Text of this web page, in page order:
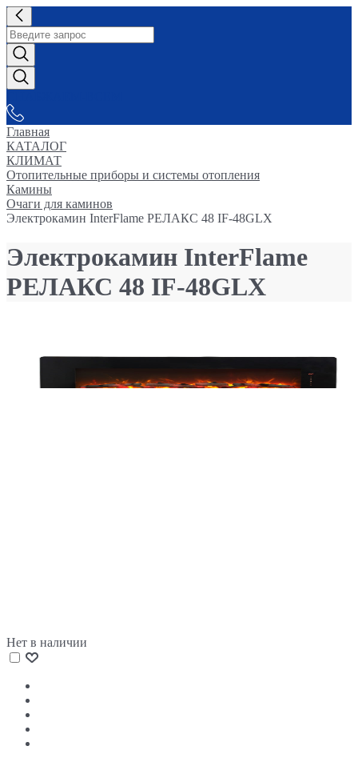
Главная
КАТАЛОГ
КЛИМАТ
Отопительные приборы и системы отопления
Камины
Очаги для каминов
Электрокамин InterFlame РЕЛАКС 48 IF-48GLX
Электрокамин InterFlame
РЕЛАКС 48 IF-48GLX
Нет в наличии